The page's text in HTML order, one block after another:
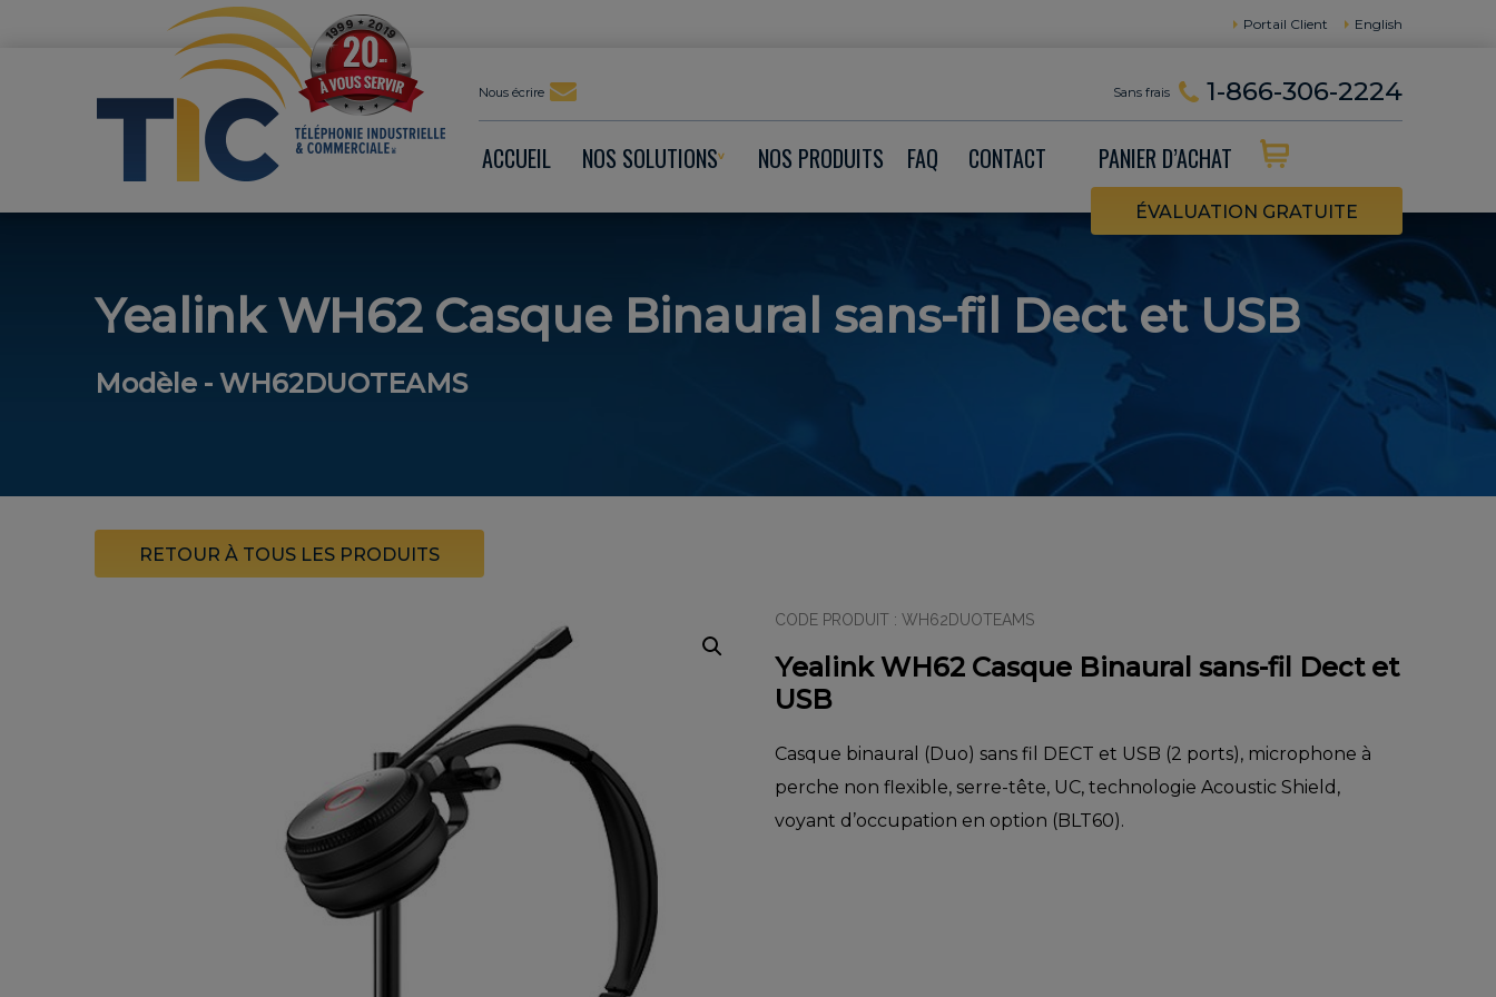
English
Portail Client
Nous écrire Sans frais 1-866-306-2224
ACCUEIL NOS SOLUTIONS NOS PRODUITS FAQ CONTACT PANIER D’ACHAT
ÉVALUATION GRATUITE
Yealink WH62 Casque Binaural sans-fil Dect et USB
Modèle - WH62DUOTEAMS
RETOUR À TOUS LES PRODUITS
CODE PRODUIT : WH62DUOTEAMS
Yealink WH62 Casque Binaural sans-fil Dect et
USB
Casque binaural (Duo) sans fil DECT et USB (2 ports), microphone à
perche non flexible, serre-tête, UC, technologie Acoustic Shield,
voyant d’occupation en option (BLT60).